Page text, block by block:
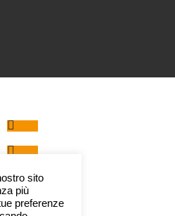
Segui
Segui
Segui
sito
più
preferenze